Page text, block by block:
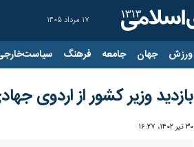
۱۷ مرداد ۱۴۰۵
ورزش جهان جامعه فرهنگ
بازدید وزیر کشور از اردوی
۳۰ تیر ۱۴۰۲، ۱۶:۲۷